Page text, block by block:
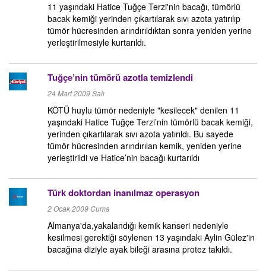
11 yaşındaki Hatice Tuğçe Terzi'nin bacağı, tümörlü
bacak kemiği yerinden çıkartılarak sıvı azota yatırılıp
tümör hücresinden arındırıldıktan sonra yeniden yerine
yerleştirilmesiyle kurtarıldı.
Tuğçe’nin tümörü azotla temizlendi
24 Mart 2009 Salı
KÖTÜ huylu tümör nedeniyle "kesilecek" denilen 11
yaşındaki Hatice Tuğçe Terzi’nin tümörlü bacak kemiği,
yerinden çıkartılarak sıvı azota yatırıldı. Bu sayede
tümör hücresinden arındırılan kemik, yeniden yerine
yerleştirildi ve Hatice’nin bacağı kurtarıldı
Türk doktordan inanılmaz operasyon
2 Ocak 2009 Cuma
Almanya'da,yakalandığı kemik kanseri nedeniyle
kesilmesi gerektiği söylenen 13 yaşındaki Aylin Gülez'in
bacağına diziyle ayak bileği arasına protez takıldı.